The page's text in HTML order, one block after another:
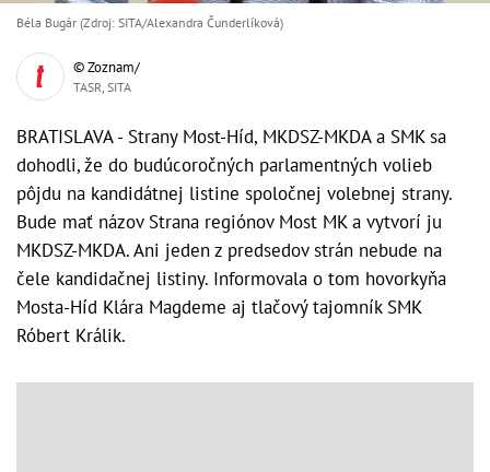
Béla Bugár (Zdroj: SITA/Alexandra Čunderlíková)
© Zoznam/
TASR, SITA
BRATISLAVA - Strany Most-Híd, MKDSZ-MKDA a SMK sa
dohodli, že do budúcoročných parlamentných volieb
pôjdu na kandidátnej listine spoločnej volebnej strany.
Bude mať názov Strana regiónov Most MK a vytvorí ju
MKDSZ-MKDA. Ani jeden z predsedov strán nebude na
čele kandidačnej listiny. Informovala o tom hovorkyňa
Mosta-Híd Klára Magdeme aj tlačový tajomník SMK
Róbert Králik.